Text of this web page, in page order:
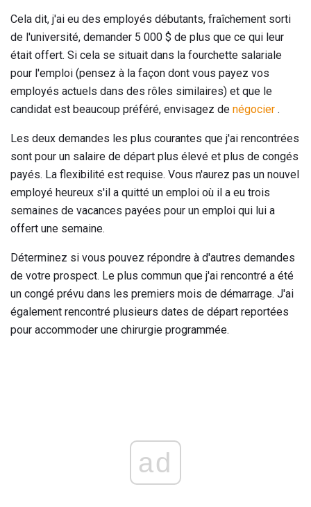
Cela dit, j'ai eu des employés débutants, fraîchement sorti
de l'université, demander 5 000 $ de plus que ce qui leur
était offert. Si cela se situait dans la fourchette salariale
pour l'emploi (pensez à la façon dont vous payez vos
employés actuels dans des rôles similaires) et que le
candidat est beaucoup préféré, envisagez de négocier .
Les deux demandes les plus courantes que j'ai rencontrées
sont pour un salaire de départ plus élevé et plus de congés
payés. La flexibilité est requise. Vous n'aurez pas un nouvel
employé heureux s'il a quitté un emploi où il a eu trois
semaines de vacances payées pour un emploi qui lui a
offert une semaine.
Déterminez si vous pouvez répondre à d'autres demandes
de votre prospect. Le plus commun que j'ai rencontré a été
un congé prévu dans les premiers mois de démarrage. J'ai
également rencontré plusieurs dates de départ reportées
pour accommoder une chirurgie programmée.
ad